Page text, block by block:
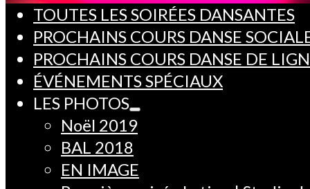
TOUTES LES SOIRÉES DANSANTES
PROCHAINS COURS DANSE
PROCHAINS COURS DANSE DE
ÉVÉNEMENTS SPÉCIAUX
LES PHOTOS
Noël 2019
BAL 2018
EN IMAGE